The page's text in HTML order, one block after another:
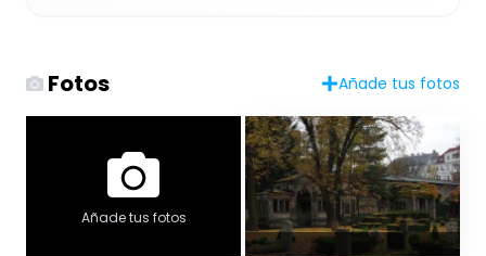
Fotos Añade tus fotos
Añade tus fotos